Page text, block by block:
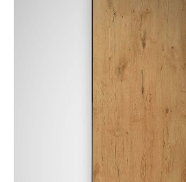
DOCUMENTACIÓN TÉCNICA